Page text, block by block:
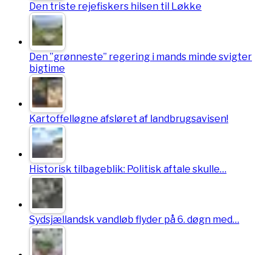
Den triste rejefiskers hilsen til Løkke
Den ”grønneste” regering i mands minde svigter
bigtime
Kartoffelløgne afsløret af landbrugsavisen!
Historisk tilbageblik: Politisk aftale skulle…
Sydsjællandsk vandløb flyder på 6. døgn med…